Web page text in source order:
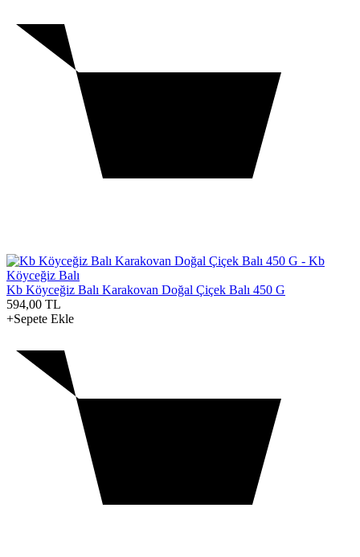
Kb Köyceğiz Balı Karakovan Doğal Çiçek Balı 450 G
594,00 TL
+Sepete Ekle